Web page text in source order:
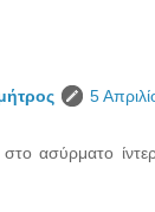
5
ασύρματο